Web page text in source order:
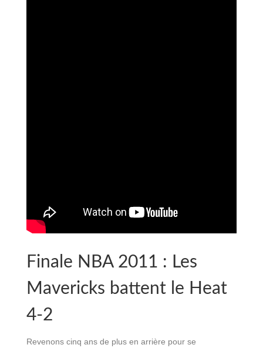
Finale NBA 2011 : Les
Mavericks battent le Heat
4-2
Revenons cinq ans de plus en arrière pour se